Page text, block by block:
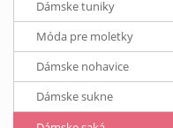
Dámske tuniky
Móda pre moletky
Dámske nohavice
Dámske sukne